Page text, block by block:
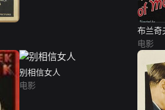
布兰奇
电影
别相信女人
电影